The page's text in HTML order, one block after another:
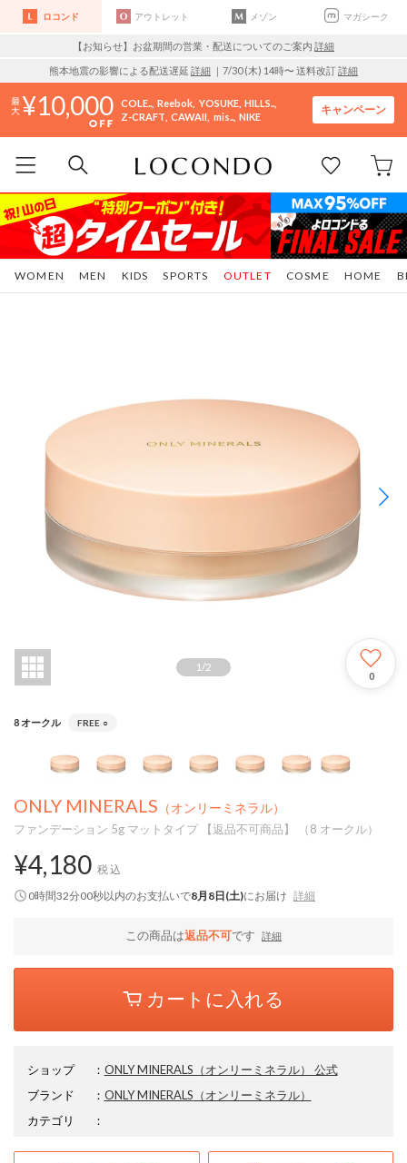
ロコンド アウトレット メゾン マガシーク
【お知らせ】お盆期間の営業・配送についてのご案内 詳細
熊本地震の影響による配送遅延 詳細 ｜7/30 (木) 14時〜 送料改訂詳細
10,000 COLE.. Reebok YOSUKE HILLS..
Z-CRAFT CAWAII mis.. NIKE
キャンペーン
WOMEN MEN KIDS SPORTS COSME HOME
OUTLET
1 /2
0
8 オークル FREE ○
ONLY MINERALS （オンリーミネラル）
ファンデーション 5g マットタイプ 【返品不可商品】 （8 オークル）
¥4,180 税込
0時間31分59秒以内のお支払いで8月8日(土)にお届け 詳細
この商品は返品不可です 詳細
カートに入れる
ショップ ： ONLY MINERALS（オンリーミネラル） 公式
ブランド
： ONLY MINERALS （オンリーミネラル）
カテゴリ
：